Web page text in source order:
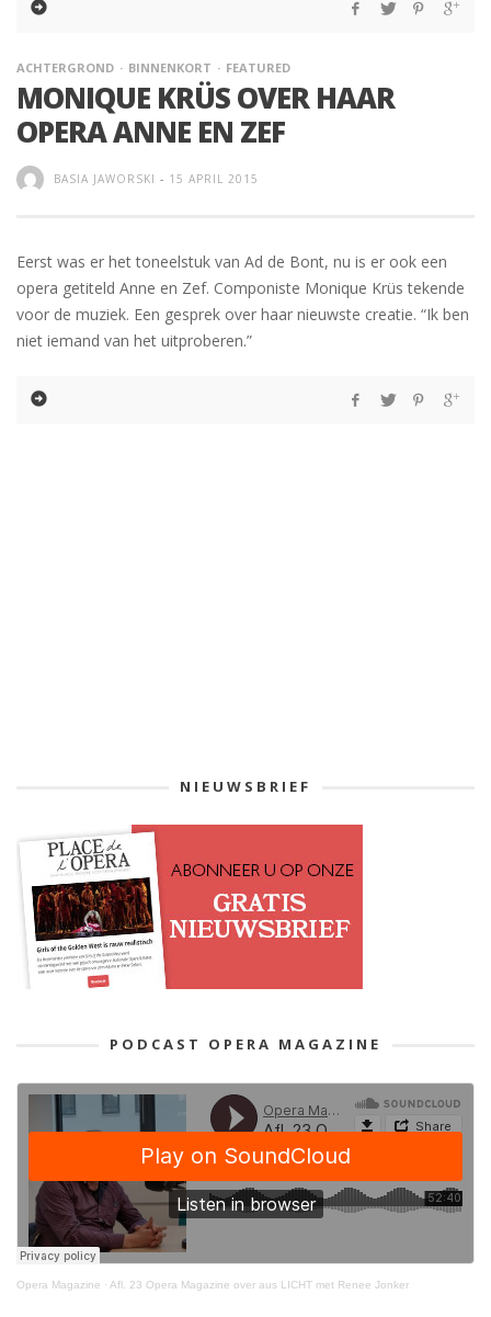
ACHTERGROND BINNENKORT FEATURED
MONIQUE KRÜS OVER HAAR
OPERA ANNE EN ZEF
BASIA JAWORSKI - 15 APRIL 2015
Eerst was er het toneelstuk van Ad de Bont, nu is er ook een
opera getiteld Anne en Zef. Componiste Monique Krüs tekende
voor de muziek. Een gesprek over haar nieuwste creatie. “Ik ben
niet iemand van het uitproberen.”
NIEUWSBRIEF
PODCAST OPERA MAGAZINE
Opera Magazine · Afl. 23 Opera Magazine over aus LICHT met Renee Jonker